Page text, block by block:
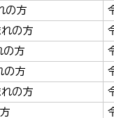
の方
の方
の方
の方
の方